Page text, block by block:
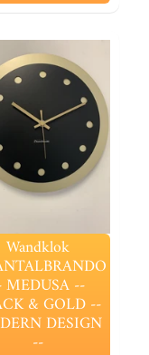
Wandklok
MEDUSA --
& GOLD --
DESIGN
--